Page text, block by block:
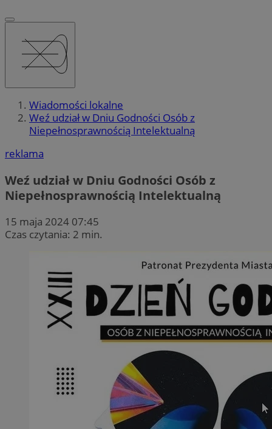
Wiadomości lokalne
Weź udział w Dniu Godności Osób z
Niepełnosprawnością Intelektualną
reklama
Weź udział w Dniu Godności Osób z
Niepełnosprawnością Intelektualną
15 maja 2024 07:45
Czas czytania: 2 min.